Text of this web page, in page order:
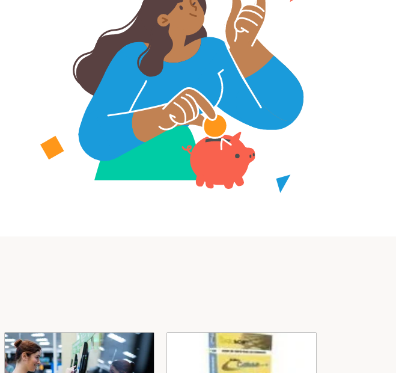
Siège social: 1st & 2nd Floors, Wenlock Works, 1A Shepherdess Walk, London, N1 7QE,
United Kingdom. Société immatriculée en Angleterre et au Pays de Galles (no.
06951544)